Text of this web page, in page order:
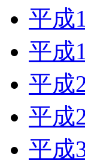
平
平
平
平
平成